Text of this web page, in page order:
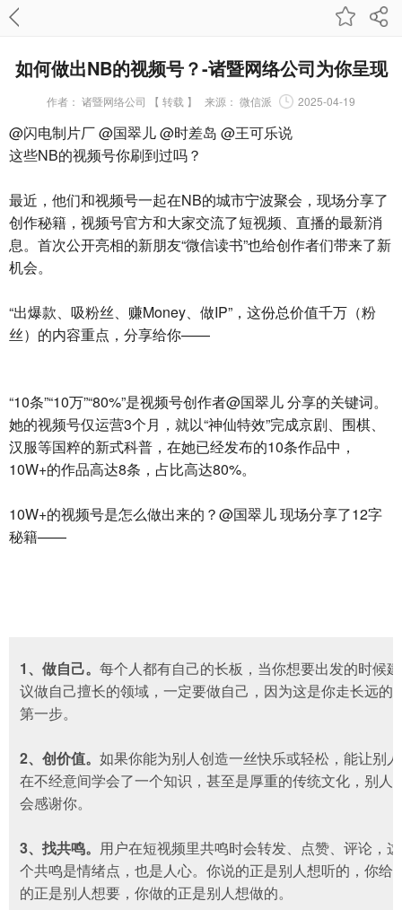
如何做出NB的视频号？-诸暨网络公司为你呈现
作者： 诸暨网络公司 【 转载 】 来源： 微信派 2025-04-19
@闪电制片厂 @国翠儿 @时差岛 @王可乐说
这些NB的视频号你刷到过吗？
最近，他们和视频号一起在NB的城市宁波聚会，现场分享了
创作秘籍，视频号官方和大家交流了短视频、直播的最新消
息。首次公开亮相的新朋友“微信读书”也给创作者们带来了新
机会。
“出爆款、吸粉丝、赚Money、做IP”，这份总价值千万（粉
丝）的内容重点，分享给你——
“10条”“10万”“80%”是视频号创作者@国翠儿 分享的关键词。
她的视频号仅运营3个月，就以“神仙特效”完成京剧、围棋、
汉服等国粹的新式科普，在她已经发布的10条作品中，
10W+的作品高达8条，占比高达80%。
10W+的视频号是怎么做出来的？@国翠儿 现场分享了12字
秘籍——
1、做自己。 每个人都有自己的长板，当你想要出发的时候建
议做自己擅长的领域，一定要做自己，因为这是你走长远的
第一步。
2、 创价值。 如果你能为别人创造一丝快乐或轻松，能让别人
在不经意间学会了一个知识，甚至是厚重的传统文化，别人
会感谢你。
3、找共鸣。 用户在短视频里共鸣时会转发、点赞、评论，这
个共鸣是情绪点，也是人心。你说的正是别人想听的，你给
的正是别人想要，你做的正是别人想做的。